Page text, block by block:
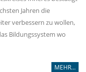
Jahren die
verbessern zu wollen,
Bildungssystem wo
MEHR...